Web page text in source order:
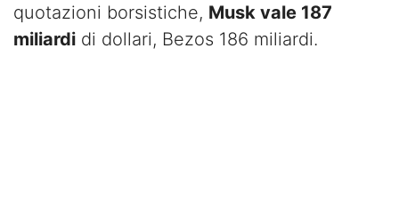
quotazioni borsistiche, Musk vale 187
miliardi di dollari, Bezos 186 miliardi.